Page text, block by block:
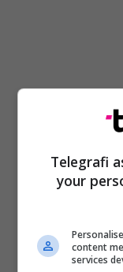
Telegrafi
your
content
services